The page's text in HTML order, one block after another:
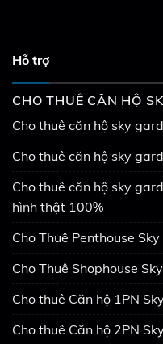
Hỗ trợ
CHO THUÊ CĂN HỘ
Cho thuê căn hộ sky
Cho thuê căn hộ sky
Cho thuê căn hộ sky
hình thật 100%
Cho Thuê Penthouse
Cho Thuê Shophouse
Cho thuê Căn hộ 1PN
Cho thuê Căn hộ 2PN